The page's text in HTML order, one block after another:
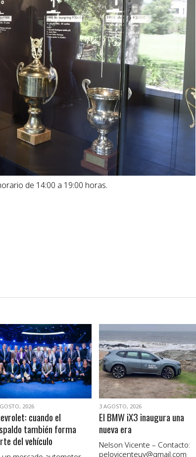
de 14:00 a 19:00 horas.
VER NOTA
2026
cuando el
también forma
del vehículo
VER NOTA
3 AGOSTO, 2026
El BMW iX3 inaugura una
nueva era
Nelson Vicente – Contacto:
pelovicenteuy@gmail.com